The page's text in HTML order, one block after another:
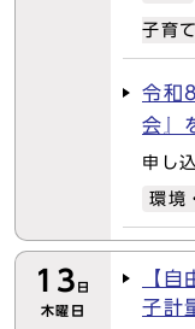
子育て
令和
会』
申し
環境
13 日
木曜日
【
子計